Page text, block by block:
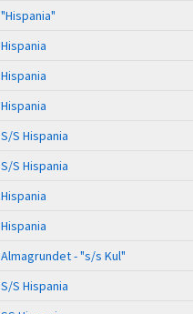
"Hispania"
Hispania
Hispania
Hispania
S/S Hispania
S/S Hispania
Hispania
Hispania
Almagrundet - "s/s Kul"
S/S Hispania